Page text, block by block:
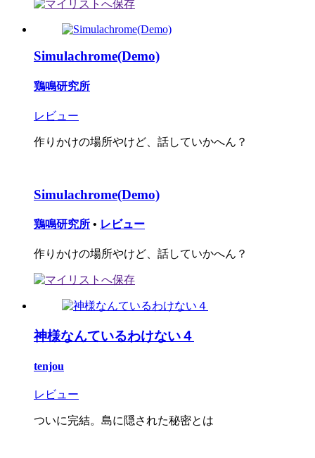
Simulachrome(Demo)
鶏鳴研究所
レビュー
作りかけの場所やけど、話していかへん？
Simulachrome(Demo)
鶏鳴研究所 • レビュー
作りかけの場所やけど、話していかへん？
神様なんているわけない４
tenjou
レビュー
ついに完結。島に隠された秘密とは